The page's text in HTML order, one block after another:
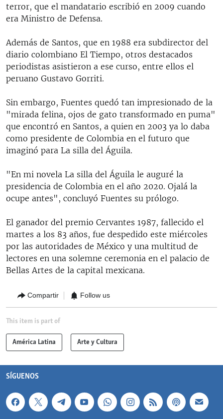
terror, que el mandatario escribió en 2009 cuando
era Ministro de Defensa.
Además de Santos, que en 1988 era subdirector del
diario colombiano El Tiempo, otros destacados
periodistas asistieron a ese curso, entre ellos el
peruano Gustavo Gorriti.
Sin embargo, Fuentes quedó tan impresionado de la
"mirada felina, ojos de gato transformado en puma"
que encontró en Santos, a quien en 2003 ya lo daba
como presidente de Colombia en el futuro que
imaginó para La silla del Águila.
"En mi novela La silla del Águila le auguré la
presidencia de Colombia en el año 2020. Ojalá la
ocupe antes", concluyó Fuentes su prólogo.
El ganador del premio Cervantes 1987, fallecido el
martes a los 83 años, fue despedido este miércoles
por las autoridades de México y una multitud de
lectores en una solemne ceremonia en el palacio de
Bellas Artes de la capital mexicana.
Compartir Follow us
This item is part of
América Latina Arte y Cultura
SÍGUENOS